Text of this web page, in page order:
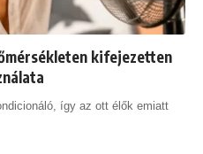
kifejezetten
így az ott élők emiatt